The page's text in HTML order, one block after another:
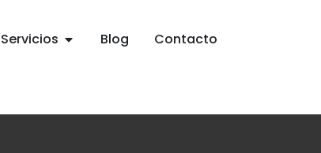
Servicios Blog Contacto